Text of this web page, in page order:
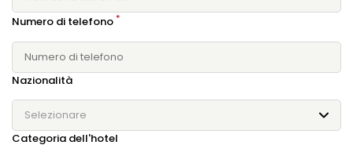
Numero di telefono *
Nazionalità
Selezionare
Categoria dell'hotel